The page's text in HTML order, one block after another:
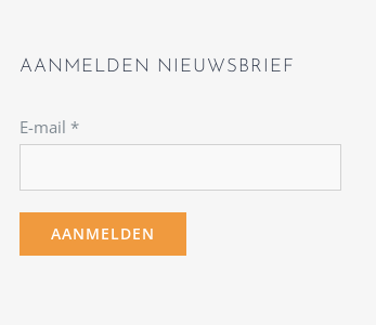
AANMELDEN NIEUWSBRIEF
E-mail *